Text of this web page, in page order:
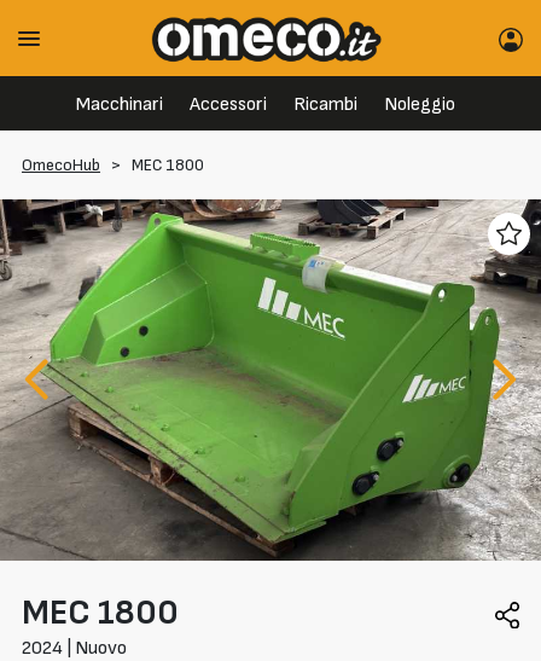
Macchinari Accessori Ricambi Noleggio
OmecoHub > MEC 1800
MEC 1800
2024 | Nuovo